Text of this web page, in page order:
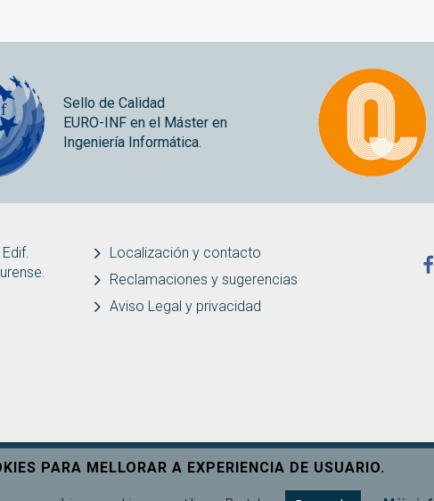
Sello de Calidad
EURO-INF en el Máster en
Ingeniería Informática.
Localización y contacto
Reclamaciones y sugerencias
Aviso Legal y privacidad
PARA MELLORAR A EXPERIENCIA DE USUARIO.